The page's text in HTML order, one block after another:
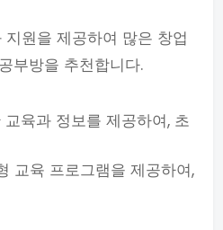
원을 제공하여 많은 창업
부방을 추천합니다.
육과 정보를 제공하여, 초
교육 프로그램을 제공하여,